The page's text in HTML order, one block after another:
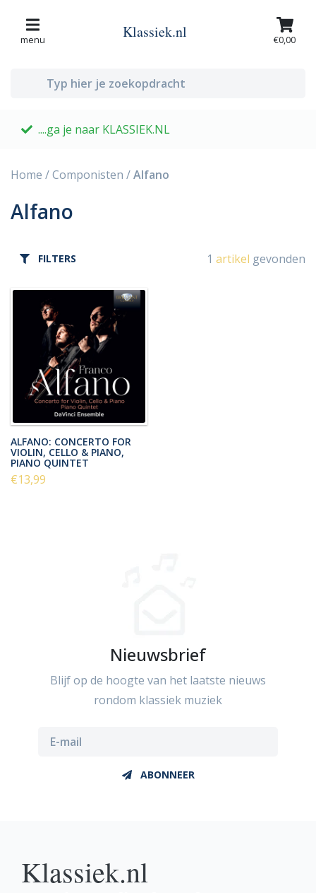
menu Klassiek.nl €0,00
....ga je naar KLASSIEK.NL
Home /Componisten /Alfano
Alfano
FILTERS 1 artikel gevonden
ALFANO: CONCERTO FOR
VIOLIN, CELLO & PIANO,
PIANO QUINTET
€13,99
Nieuwsbrief
Blijf op de hoogte van het laatste nieuws
rondom klassiek muziek
ABONNEER
Klassiek.nl